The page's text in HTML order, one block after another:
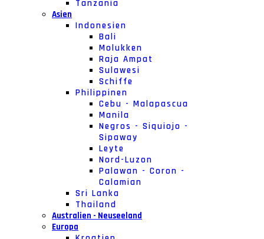
Tanzania
Asien
Indonesien
Bali
Molukken
Raja Ampat
Sulawesi
Schiffe
Philippinen
Cebu - Malapascua
Manila
Negros - Siquiojo -
Sipaway
Leyte
Nord-Luzon
Palawan - Coron -
Calamian
Sri Lanka
Thailand
Australien - Neuseeland
Europa